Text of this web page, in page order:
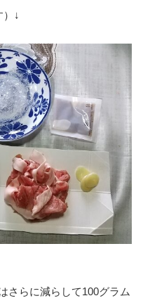
↓
さらに減らして100グラム